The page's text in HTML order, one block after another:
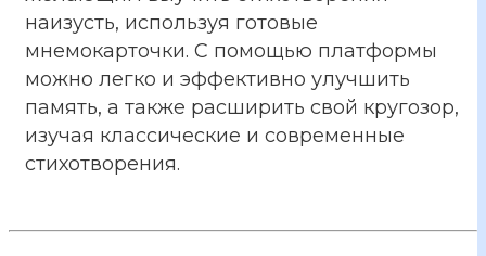
наизусть, используя готовые
мнемокарточки. С помощью платформы
можно легко и эффективно улучшить
память, а также расширить свой кругозор,
изучая классические и современные
стихотворения.